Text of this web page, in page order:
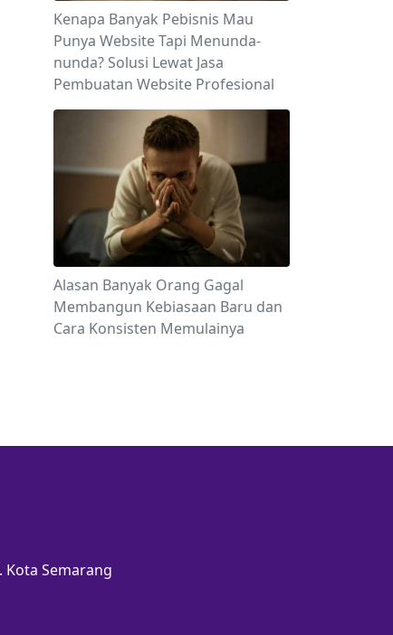
Kenapa Banyak Pebisnis Mau
Punya Website Tapi Menunda-
nunda? Solusi Lewat Jasa
Pembuatan Website Profesional
Alasan Banyak Orang Gagal
Membangun Kebiasaan Baru dan
Cara Konsisten Memulainya
Kota Semarang